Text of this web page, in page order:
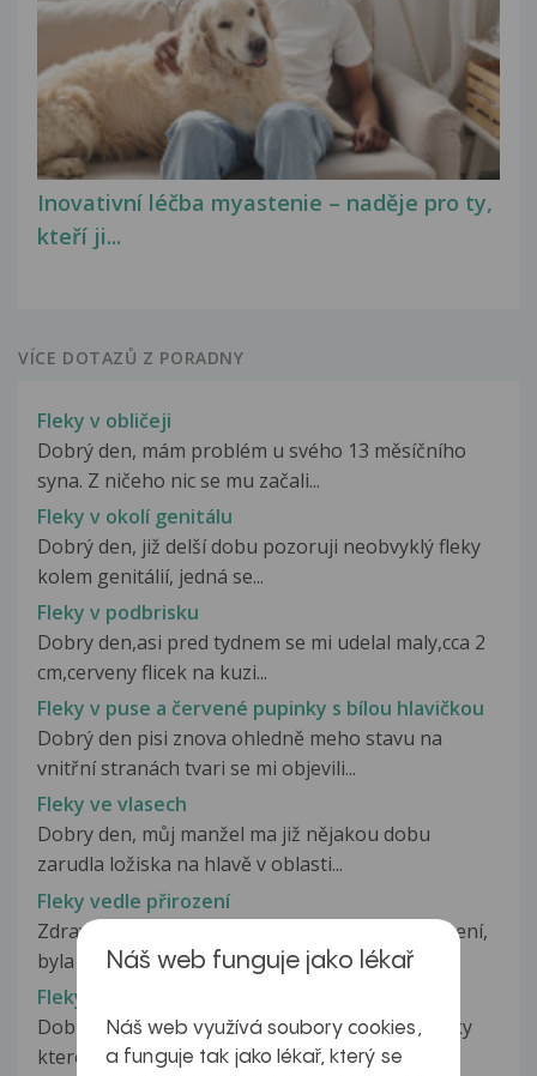
Inovativní léčba myastenie – naděje pro ty,
kteří ji...
VÍCE DOTAZŮ Z PORADNY
Fleky v obličeji
Dobrý den, mám problém u svého 13 měsíčního
syna. Z ničeho nic se mu začali...
Fleky v okolí genitálu
Dobrý den, již delší dobu pozoruji neobvyklý fleky
kolem genitálií, jedná se...
Fleky v podbrisku
Dobry den,asi pred tydnem se mi udelal maly,cca 2
cm,cerveny flicek na kuzi...
Fleky v puse a červené pupinky s bílou hlavičkou
Dobrý den pisi znova ohledně meho stavu na
vnitřní stranách tvari se mi objevili...
Fleky ve vlasech
Dobry den, můj manžel ma již nějakou dobu
zarudla ložiska na hlavě v oblasti...
Fleky vedle přirození
Zdravím Vás, Už rok mě trápí fleky vedle přirození,
byla jsem u primáře...
Fleky z malých pupínků
Dobry den,pritel ma na nohou a rukou tyto fleky
ktere vznikaji z malych pupinku...
Náš web funguje jako lékař
Náš web využívá soubory cookies,
a funguje tak jako lékař, který se